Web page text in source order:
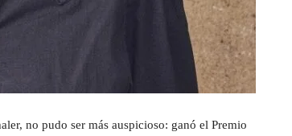
no pudo ser más auspicioso: ganó el Premio